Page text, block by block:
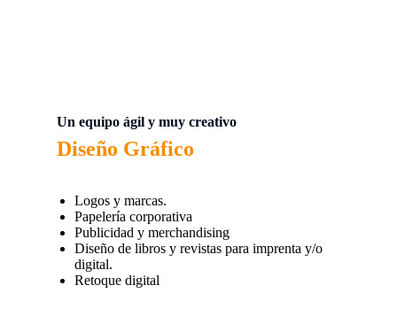
Un equipo ágil y muy creativo
Diseño Gráfico
Logos y marcas.
Papelería corporativa
Publicidad y merchandising
Diseño de libros y revistas para imprenta y/o
digital.
Retoque digital